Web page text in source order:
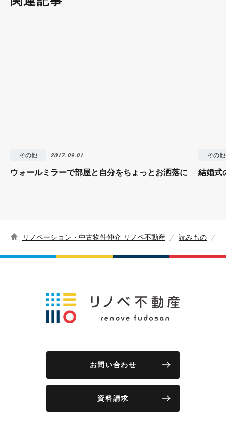
その他 2017.09.01
ウォールミラーで部屋と自分をちょっとお洒落に
その他
結婚式
リノベーション・中古物件仲介 リノベ不動産 読みもの
お問い合わせ
資料請求